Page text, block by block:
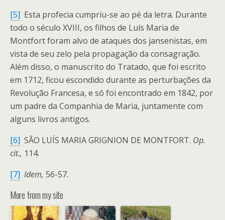
[5] Esta profecia cumpriu-se ao pé da letra. Durante
todo o século XVIII, os filhos de Luís Maria de
Montfort foram alvo de ataques dos jansenistas, em
vista de seu zelo pela propagação da consagração.
Além disso, o manuscrito do Tratado, que foi escrito
em 1712, ficou escondido durante as perturbações da
Revolução Francesa, e só foi encontrado em 1842, por
um padre da Companhia de Maria, juntamente com
alguns livros antigos.
[6] SÃO LUÍS MARIA GRIGNION DE MONTFORT. Op.
cit., 114.
[7] Idem, 56-57.
More from my site